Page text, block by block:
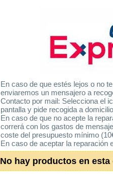
En caso de que estés lejos o no
enviaremos un mensajero a
Contacto por mail: Selecciona el
pantalla y pide recogida a
En caso de que no acepte la
correrá con los gastos de
coste del presupuesto mínimo
En caso de aceptar la reparación
No hay productos en esta